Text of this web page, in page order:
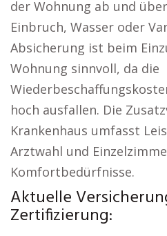
der Wohnung ab und
Einbruch, Wasser oder
Absicherung ist beim
Wohnung sinnvoll, da die
hoch ausfallen. Die
Krankenhaus umfasst
Arztwahl und
Komfortbedürfnisse.
Aktuelle
Zertifizierung: